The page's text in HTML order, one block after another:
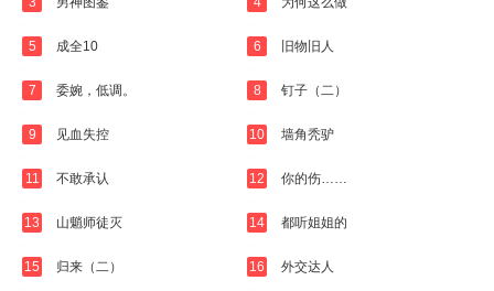
5 成全10 6 旧物旧人
7 委婉，低调。 8 钉子（二）
9 见血失控 10 墙角秃驴
11 不敢承认 12 你的伤……
13 山魈师徒灭 14 都听姐姐的
15 归来（二） 16 外交达人